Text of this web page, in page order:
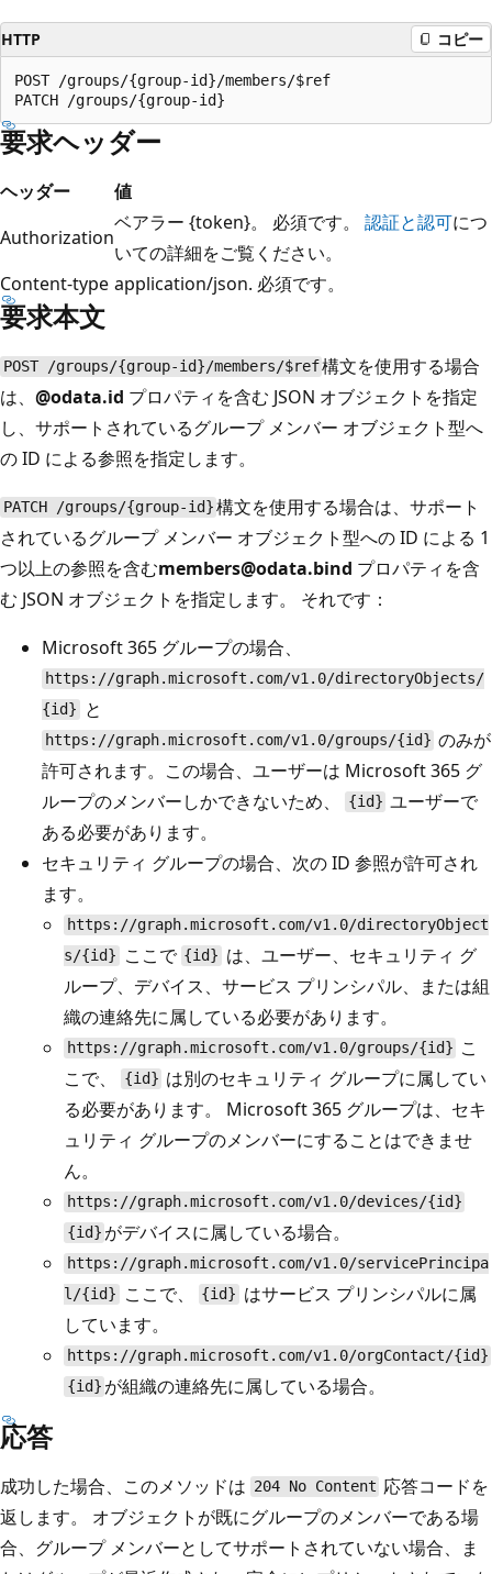
HTTP コピー
POST /groups/{group-id}/members/$ref
要求ヘッダー
ヘッダー
値
Authorization
ベアラー {token}。 必須です。 認証と認可につ
いての詳細をご覧ください。
Content-type application/json. 必須です。
要求本文
POST /groups/{group-id}/members/$ref構文を使用する場合
は、 @odata.id プロパティを含む JSON オブジェクトを指定
し、サポートされているグループ メンバー オブジェクト型へ
の ID による参照を指定します。
PATCH /groups/{group-id} 構文を使用する場合は、サポート
されているグループ メンバー オブジェクト型への ID による 1
つ以上の参照を含むmembers@odata.bind プロパティを含
む JSON オブジェクトを指定します。 それです：
Microsoft 365 グループの場合、
https://graph.microsoft.com/v1.0/directoryObjects/
{id}
と
https://graph.microsoft.com/v1.0/groups/{id} のみが
許可されます。この場合、ユーザーは Microsoft 365 グ
ループのメンバーしかできないため、
{id} ユーザーで
ある必要があります。
セキュリティ グループの場合、次の ID 参照が許可され
ます。
https://graph.microsoft.com/v1.0/directoryObject
s/{id}
ここで {id} は、ユーザー、セキュリティ グ
ループ、デバイス、サービス プリンシパル、または組
織の連絡先に属している必要があります。
https://graph.microsoft.com/v1.0/groups/{id} こ
こで、
{id} は別のセキュリティ グループに属してい
る必要があります。 Microsoft 365 グループは、セキ
ュリティ グループのメンバーにすることはできませ
ん。
https://graph.microsoft.com/v1.0/devices/{id}
{id} がデバイスに属している場合。
https://graph.microsoft.com/v1.0/servicePrincipa
l/{id}
ここで、 {id} はサービス プリンシパルに属
しています。
https://graph.microsoft.com/v1.0/orgContact/{id}
{id} が組織の連絡先に属している場合。
応答
成功した場合、このメソッドは 204 No Content 応答コードを
返します。 オブジェクトが既にグループのメンバーである場
合、グループ メンバーとしてサポートされていない場合、ま